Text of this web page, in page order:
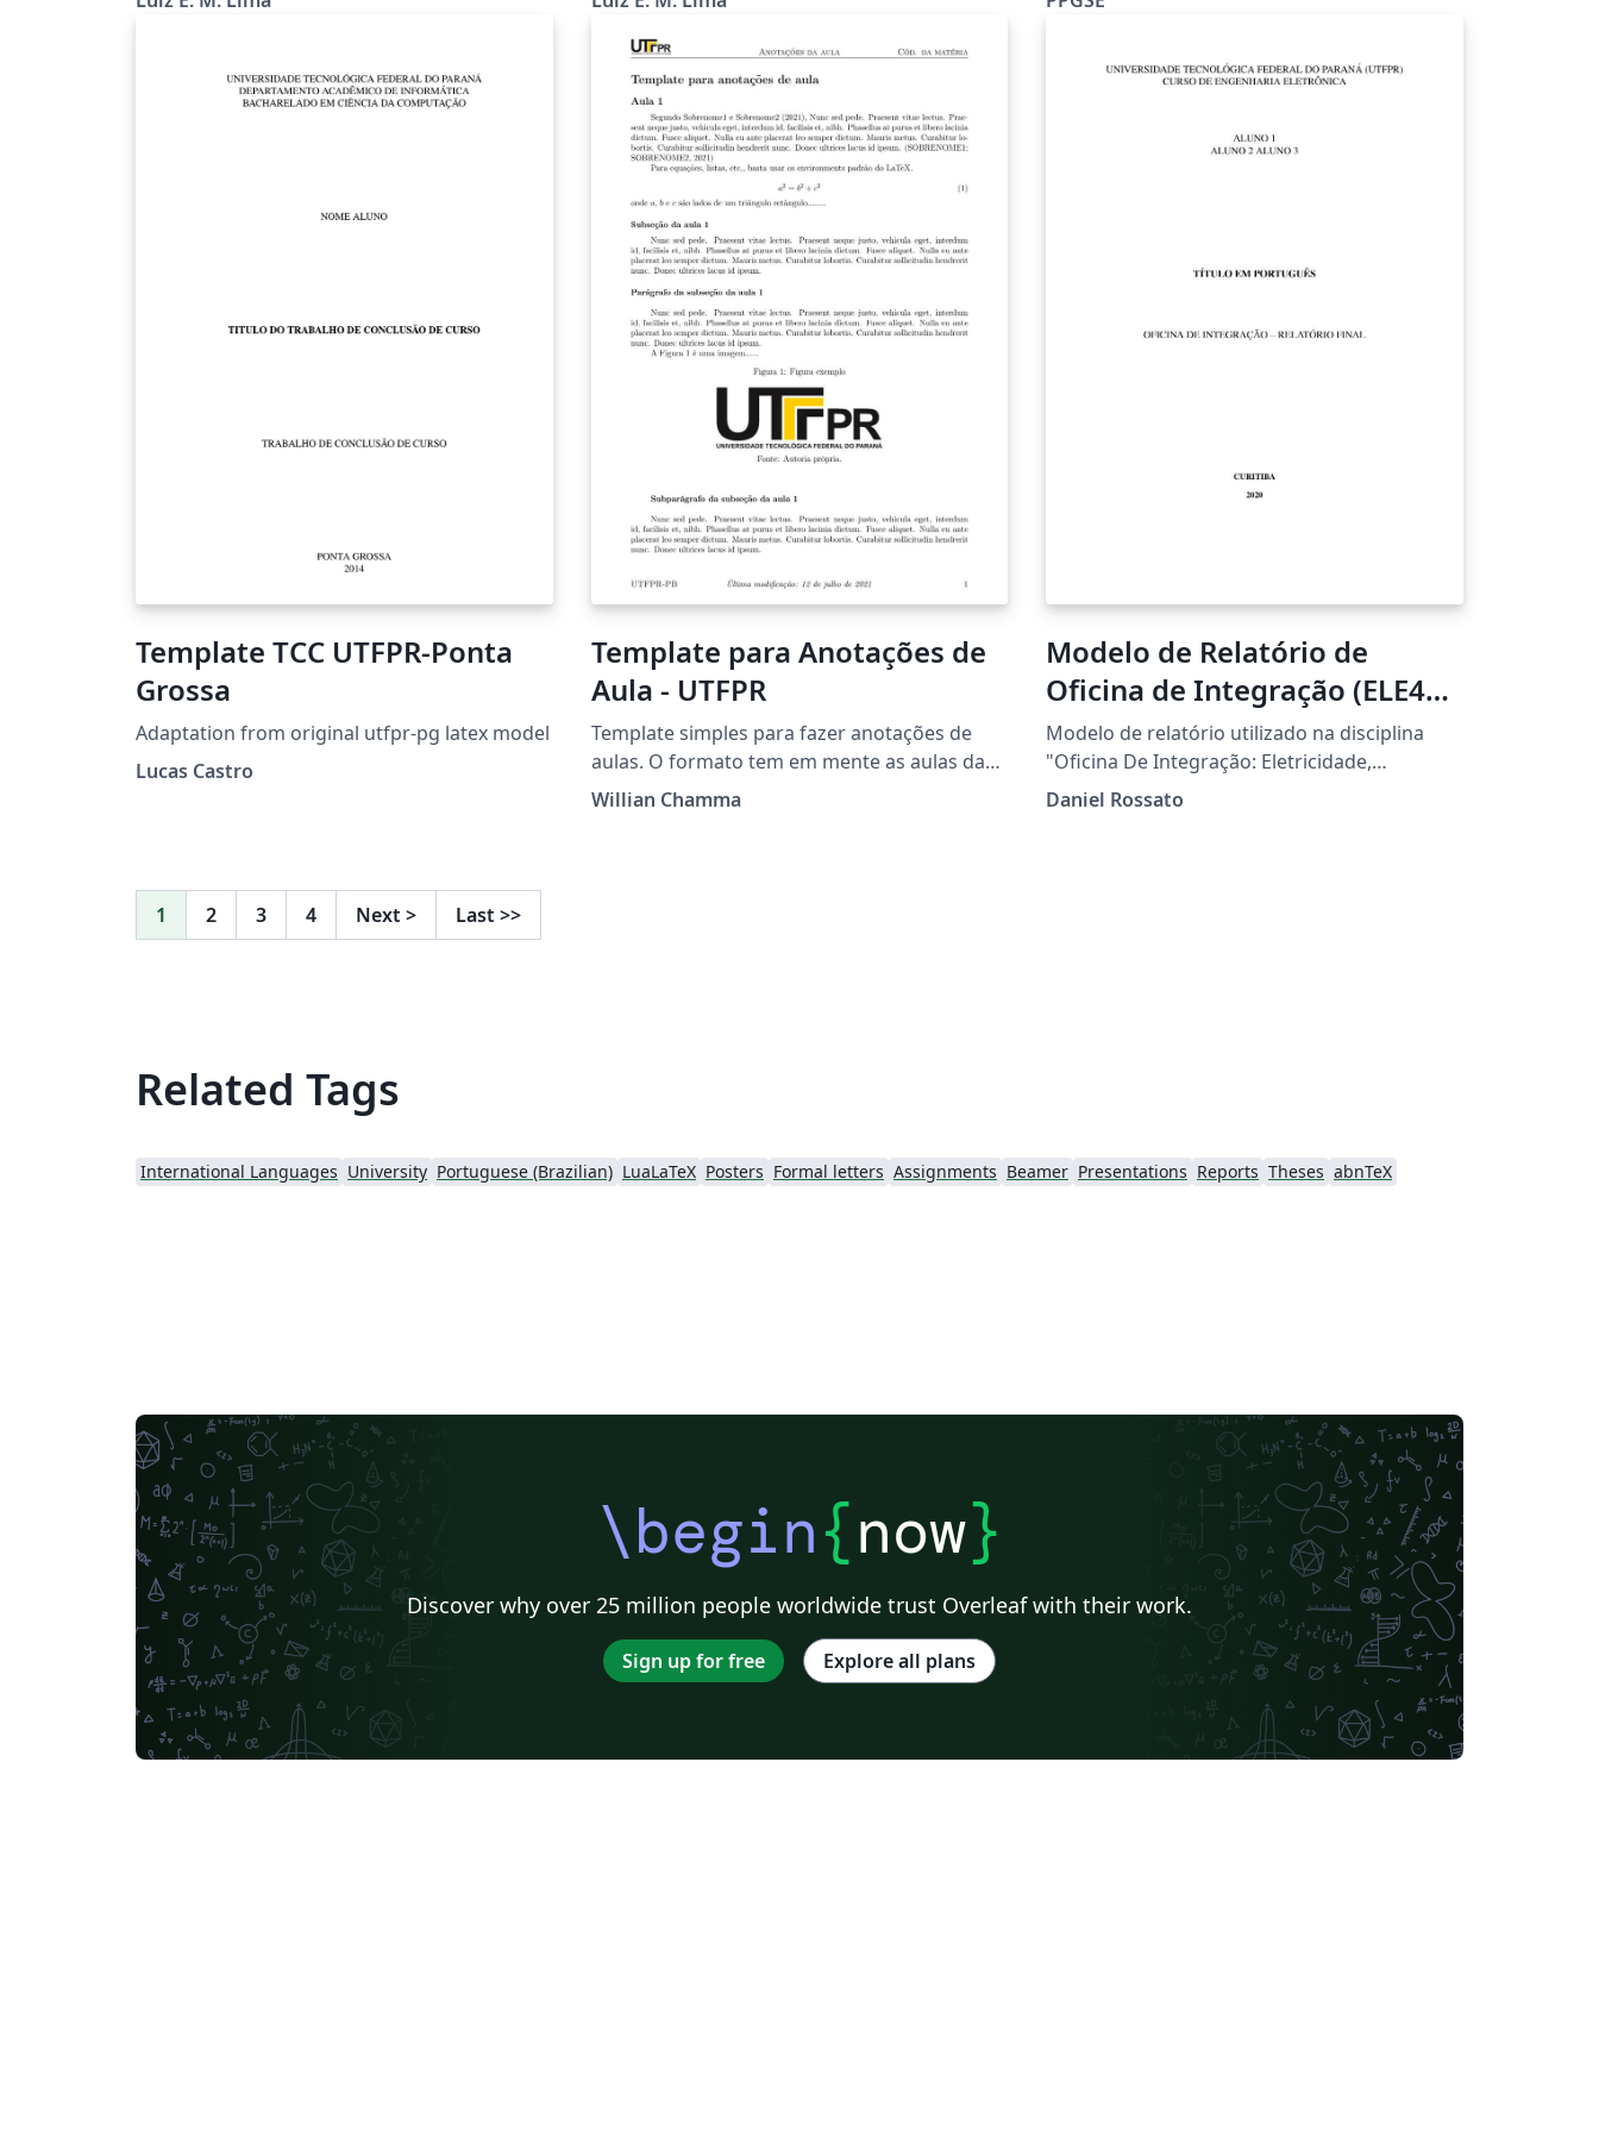
several code snippets developed by users of
the TeX-LaTeX Stack Exchange were used.
permite a produção de pôster da
beamerposter. Além disso, diversos trechos
manutenção sob demanda. Última
abnTeX2 slides presentation template created
by Fabio Rodrigues Silva, using the beamer
LaTeX class. Also, several code snippets
developed by users of the TeX-LaTeX Stack
Exchange were used. Status: added by Luiz E.
M. Lima, maintenance on demand. Last
updated: August 5, 2025 (Version 1.7). Este
modelo LaTeX (não oficial) permite a
produção de apresentação de slides da
Universidade Tecnológica Federal do Paraná
(UTFPR). Foi desenvolvido baseado no modelo
de apresentação de slides do abnTeX2 criado
por Fábio Rodrigues Silva, usando a classe
LaTeX beamer. Além disso, diversos trechos de
códigos desenvolvidos por usuários do TeX-
adicionado por Luiz E. M. Lima, manutenção
sob demanda. Última atualização: 5 de agosto
de 2025 (Versão 1.7).
Template TCC UTFPR-Ponta
Grossa
Adaptation from original utfpr-pg latex model
Lucas Castro
Template para Anotações de
Aula - UTFPR
Template simples para fazer anotações de
aulas. O formato tem em mente as aulas da
UTFPR-PB, mas o template pode ser
Willian Chamma
Modelo de Relatório de
Oficina de Integração (ELE41)
- UTFPR-CT
Modelo de relatório utilizado na disciplina
"Oficina De Integração: Eletricidade,
Eletrônica E Computação Na Prática", do
Daniel Rossato
1 2 3 4 Next > Last >>
Related Tags
International Languages University Portuguese (Brazilian) LuaLaTeX Posters Formal letters Assignments Beamer Presentations Reports Theses abnTeX
\begin{now}
Discover why over 25 million people worldwide trust Overleaf with their work.
Sign up for free Explore all plans